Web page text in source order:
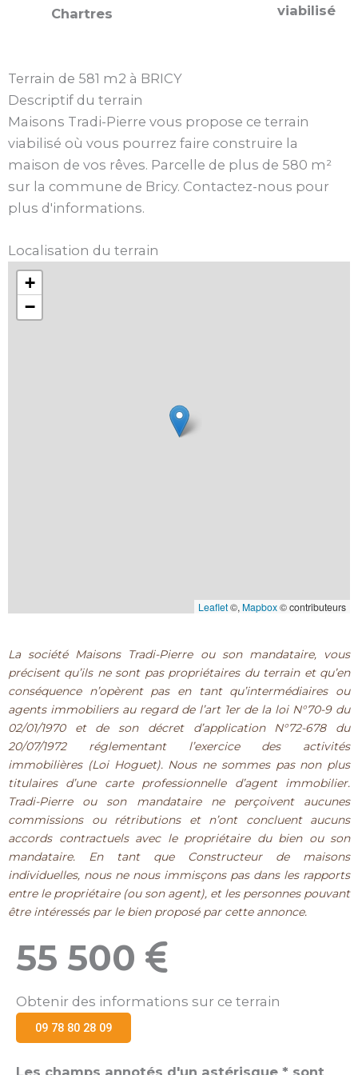
Chartres
viabilisé
Terrain de 581 m2 à BRICY
Descriptif du terrain
Maisons Tradi-Pierre vous propose ce terrain
viabilisé où vous pourrez faire construire la
maison de vos rêves. Parcelle de plus de 580 m²
sur la commune de Bricy. Contactez-nous pour
plus d'informations.
Localisation du terrain
+
−
Leaflet©, Mapbox© contributeurs
La société Maisons Tradi-Pierre ou son mandataire, vous
précisent qu’ils ne sont pas propriétaires du terrain et qu’en
conséquence n’opèrent pas en tant qu’intermédiaires ou
agents immobiliers au regard de l’art 1er de la loi N°70-9 du
02/01/1970 et de son décret d’application N°72-678 du
20/07/1972 réglementant l’exercice des activités
immobilières (Loi Hoguet). Nous ne sommes pas non plus
titulaires d’une carte professionnelle d’agent immobilier.
Tradi-Pierre ou son mandataire ne perçoivent aucunes
commissions ou rétributions et n’ont concluent aucuns
accords contractuels avec le propriétaire du bien ou son
mandataire. En tant que Constructeur de maisons
individuelles, nous ne nous immisçons pas dans les rapports
entre le propriétaire (ou son agent), et les personnes pouvant
être intéressés par le bien proposé par cette annonce.
55 500
Obtenir des informations sur ce terrain
09 78 80 28 09